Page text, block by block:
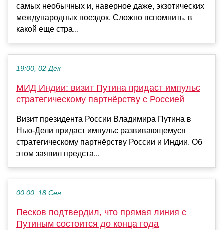
самых необычных и, наверное даже, экзотических
международных поездок. Сложно вспомнить, в
какой еще стра...
19:00, 02 Дек
МИД Индии: визит Путина придаст импульс
стратегическому партнёрству с Россией
Визит президента России Владимира Путина в
Нью-Дели придаст импульс развивающемуся
стратегическому партнёрству России и Индии. Об
этом заявил предста...
00:00, 18 Сен
Песков подтвердил, что прямая линия с
Путиным состоится до конца года